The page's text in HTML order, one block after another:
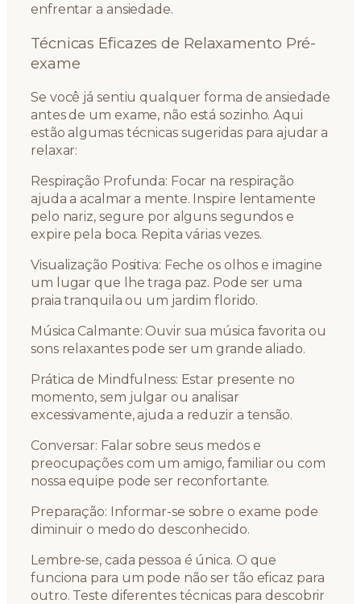
enfrentar a ansiedade.
Técnicas Eficazes de Relaxamento Pré-
exame
Se você já sentiu qualquer forma de ansiedade
antes de um exame, não está sozinho. Aqui
estão algumas técnicas sugeridas para ajudar a
relaxar:
Respiração Profunda: Focar na respiração
ajuda a acalmar a mente. Inspire lentamente
pelo nariz, segure por alguns segundos e
expire pela boca. Repita várias vezes.
Visualização Positiva: Feche os olhos e imagine
um lugar que lhe traga paz. Pode ser uma
praia tranquila ou um jardim florido.
Música Calmante: Ouvir sua música favorita ou
sons relaxantes pode ser um grande aliado.
Prática de Mindfulness: Estar presente no
momento, sem julgar ou analisar
excessivamente, ajuda a reduzir a tensão.
Conversar: Falar sobre seus medos e
preocupações com um amigo, familiar ou com
nossa equipe pode ser reconfortante.
Preparação: Informar-se sobre o exame pode
diminuir o medo do desconhecido.
Lembre-se, cada pessoa é única. O que
funciona para um pode não ser tão eficaz para
outro. Teste diferentes técnicas para descobrir